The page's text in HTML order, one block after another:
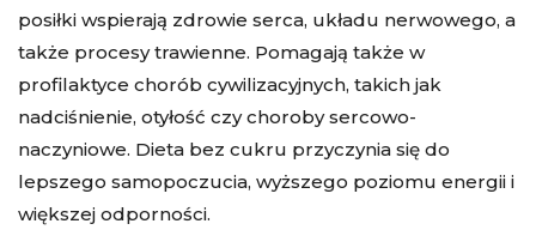
posiłki wspierają zdrowie serca, układu nerwowego, a
także procesy trawienne. Pomagają także w
profilaktyce chorób cywilizacyjnych, takich jak
nadciśnienie, otyłość czy choroby sercowo-
naczyniowe. Dieta bez cukru przyczynia się do
lepszego samopoczucia, wyższego poziomu energii i
większej odporności.